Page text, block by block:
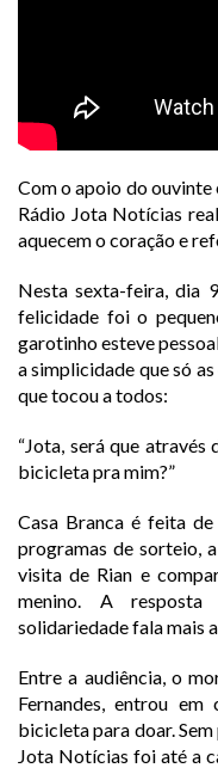
Com o apoio do ouvinte
Rádio Jota Notícias
aquecem o coração e
Nesta sexta-feira, dia
felicidade foi o
garotinho esteve
a simplicidade que só
que tocou a todos:
“Jota, será que através
bicicleta pra mim?”
Casa Branca é feita
programas de sorteio,
visita de Rian e
menino. A
solidariedade fala mais
Entre a audiência, o
Fernandes, entrou
bicicleta para doar. Sem
Jota Notícias foi até a